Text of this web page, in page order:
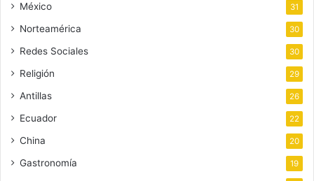
México 31
Norteamérica 30
Redes Sociales 30
Religión 29
Antillas 26
Ecuador 22
China 20
Gastronomía 19